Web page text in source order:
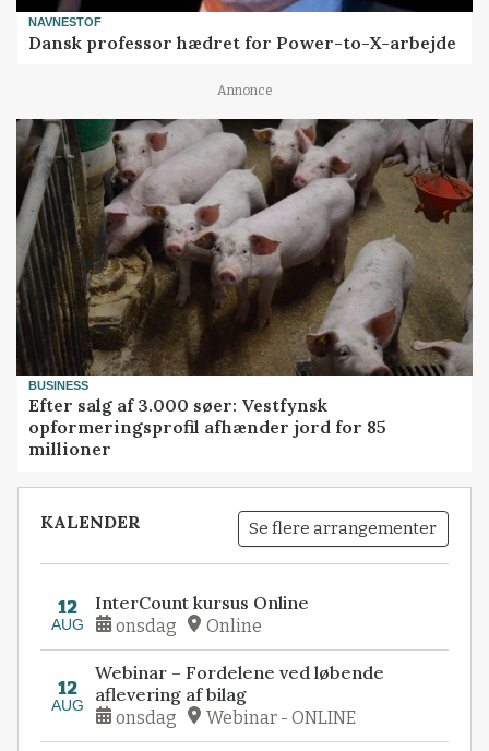
NAVNESTOF
Dansk professor hædret for Power-to-X-arbejde
Annonce
BUSINESS
Efter salg af 3.000 søer: Vestfynsk
opformeringsprofil afhænder jord for 85
millioner
KALENDER Se flere arrangementer
12
AUG
InterCount kursus Online
onsdag Online
12
AUG
Webinar – Fordelene ved løbende
aflevering af bilag
onsdag Webinar - ONLINE